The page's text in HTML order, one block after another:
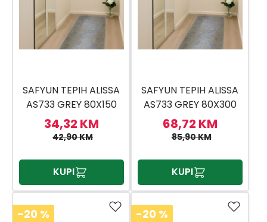
SAFYUN TEPIH ALISSA
AS733 GREY 80X150
34,32 KM
42,90 KM
KUPI
SAFYUN TEPIH ALISSA
AS733 GREY 80X300
68,72 KM
85,90 KM
KUPI
-20 % -20 %